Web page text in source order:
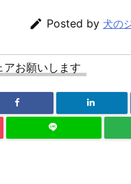
 Posted by 犬の
アお願いします